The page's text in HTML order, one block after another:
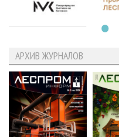
АРХИВ ЖУРНАЛОВ